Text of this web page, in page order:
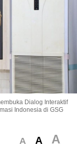
Dialog Interaktif
Indonesia di GSG
A A A